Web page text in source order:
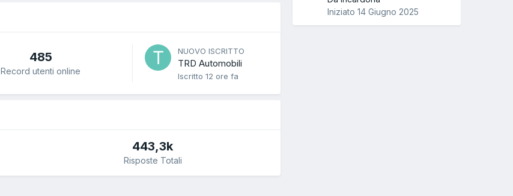
485
Record utenti online
NUOVO ISCRITTO
TRD Automobili
Iscritto 12 ore fa
443,3k
Risposte Totali
Iniziato 14 Giugno 2025